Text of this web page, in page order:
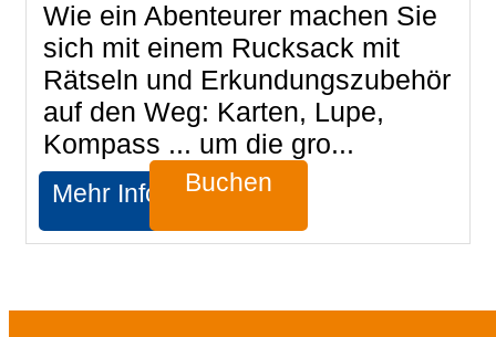
Wie ein Abenteurer machen Sie
sich mit einem Rucksack mit
Rätseln und Erkundungszubehör
auf den Weg: Karten, Lupe,
Kompass ... um die gro...
Mehr Infos Buchen